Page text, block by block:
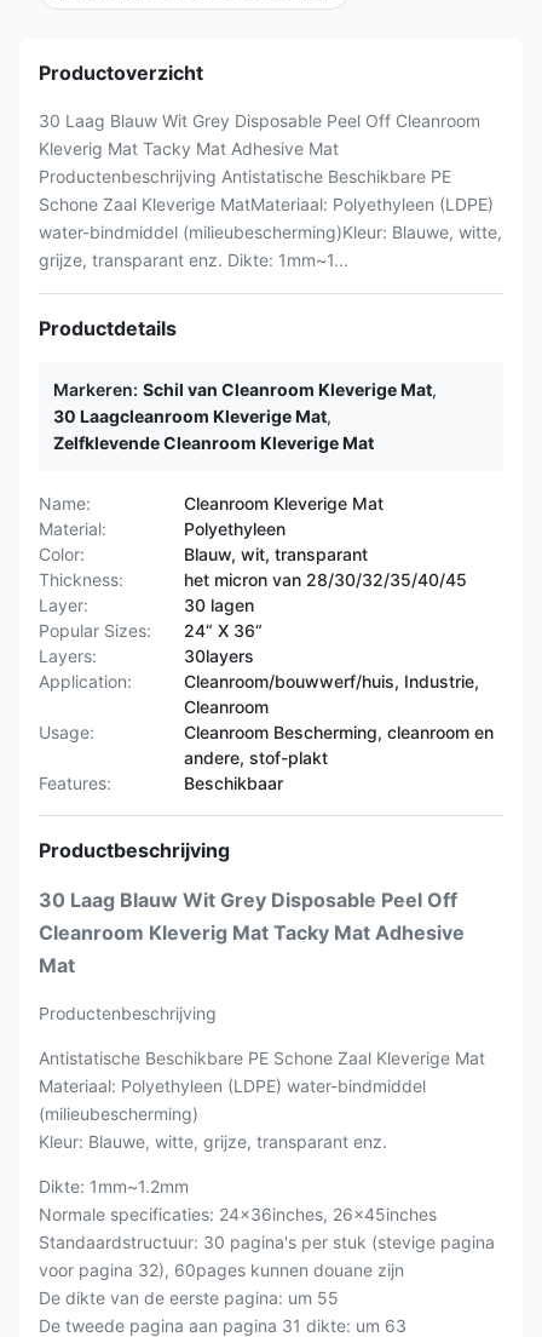
Productoverzicht
30 Laag Blauw Wit Grey Disposable Peel Off Cleanroom
Kleverig Mat Tacky Mat Adhesive Mat
Productenbeschrijving Antistatische Beschikbare PE
Schone Zaal Kleverige MatMateriaal: Polyethyleen (LDPE)
water-bindmiddel (milieubescherming)Kleur: Blauwe, witte,
grijze, transparant enz. Dikte: 1mm~1...
Productdetails
Markeren: Schil van Cleanroom Kleverige Mat,
30 Laagcleanroom Kleverige Mat,
Zelfklevende Cleanroom Kleverige Mat
Name:
Cleanroom Kleverige Mat
Material:
Polyethyleen
Color:
Blauw, wit, transparant
Thickness:
het micron van 28/30/32/35/40/45
Layer:
30 lagen
Popular Sizes:
24“ X 36“
Layers:
30layers
Application:
Cleanroom/bouwwerf/huis, Industrie,
Cleanroom
Usage:
Cleanroom Bescherming, cleanroom en
andere, stof-plakt
Features:
Beschikbaar
Productbeschrijving
30 Laag Blauw Wit Grey Disposable Peel Off
Cleanroom Kleverig Mat Tacky Mat Adhesive
Mat
Productenbeschrijving
Antistatische Beschikbare PE Schone Zaal Kleverige Mat
Materiaal: Polyethyleen (LDPE) water-bindmiddel
(milieubescherming)
Kleur: Blauwe, witte, grijze, transparant enz.
Dikte: 1mm~1.2mm
Normale specificaties: 24x36inches, 26x45inches
Standaardstructuur: 30 pagina's per stuk (stevige pagina
voor pagina 32), 60pages kunnen douane zijn
De dikte van de eerste pagina: um 55
De tweede pagina aan pagina 31 dikte: um 63